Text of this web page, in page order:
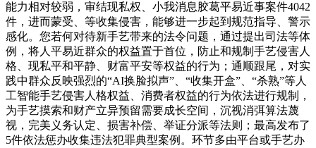
能力相对较弱，审结现私权、小我消息胶葛平易近事案件4042
件，进而蒙受、等收集侵害，能够进一步起到规范指导、警示
感化。您若何对待新手艺带来的法令问题，通过提出司法等体
例，将人平易近群众的权益置于首位，防止和规制手艺侵害人
格、现私平和平静、财富平安等权益的行为；通顺跟尾，对实
践中群众反映强烈的“AI换脸拟声”、“收集开盒”、“杀熟”等人
工智能手艺侵害人格权益、消费者权益的行为依法进行规制，
为手艺摸索和财产立异预留需要成长空间，沉视消弭算法蔑
视，完美义务认定、损害补偿、举证分派等法则；最高发布了
5件依法惩办收集违法犯罪典型案例。环节多由平台或手艺办